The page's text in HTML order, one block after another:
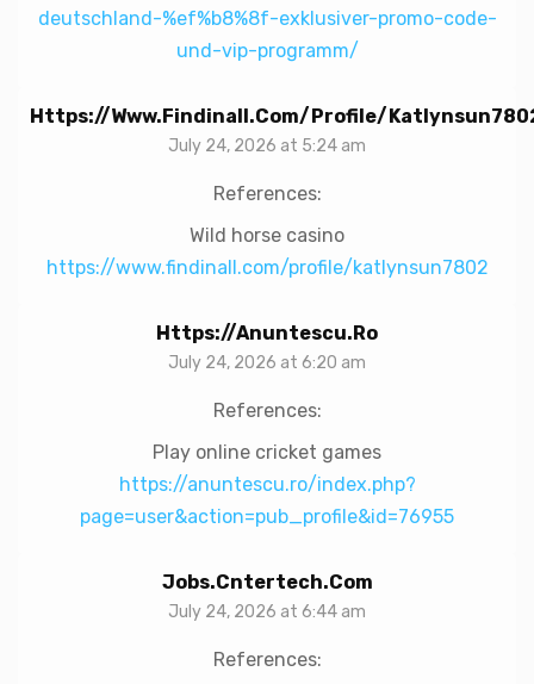
deutschland-%ef%b8%8f-exklusiver-promo-code-
und-vip-programm/
Https://www.findinall.com/profile/
July 24, 2026 at 5:24 am
References:
Wild horse casino
https://www.findinall.com/profile/katlynsun7802
Https://anuntescu.ro
July 24, 2026 at 6:20 am
References:
Play online cricket games
https://anuntescu.ro/index.php?
page=user&action=pub_profile&id=76955
Jobs.cntertech.com
July 24, 2026 at 6:44 am
References: